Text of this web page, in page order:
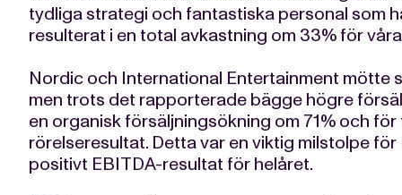
tydliga strategi och fantastiska personal som
resulterat i en total avkastning om 33% för
Nordic och International Entertainment mötte
men trots det rapporterade bägge högre
en organisk försäljningsökning om 71% och
rörelseresultat. Detta var en viktig milstolpe
positivt EBITDA-resultat för helåret.